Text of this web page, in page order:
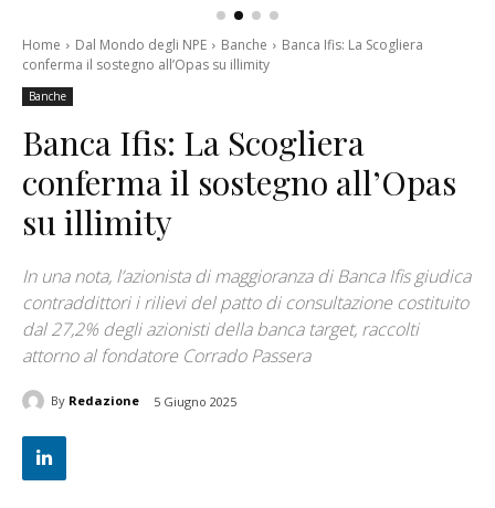
Home Dal Mondo degli NPE Banche
Banca Ifis: La Scogliera
conferma il sostegno all’Opas su illimity
Banche
Banca Ifis: La Scogliera
conferma il sostegno all’Opas
su illimity
In una nota, l’azionista di maggioranza di Banca Ifis giudica
contraddittori i rilievi del patto di consultazione costituito
dal 27,2% degli azionisti della banca target, raccolti
attorno al fondatore Corrado Passera
By Redazione 5 Giugno 2025